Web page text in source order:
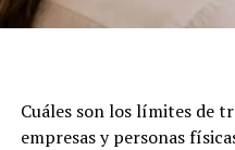
Cuáles son los límites de
empresas y personas